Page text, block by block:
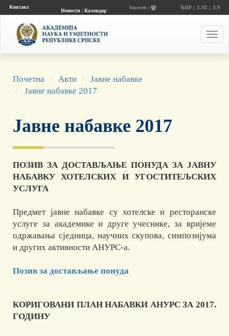
Контакт
Новости| Календар
Билтен | ЋИР| LAT| EN
Почетна Акти
Јавне набавке
Јавне набавке 2017
Јавне набавке 2017
ПОЗИВ ЗА ДОСТАВЉАЊЕ ПОНУДА ЗА ЈАВНУ
НАБАВКУ ХОТЕЛСКИХ И УГОСТИТЕЉСКИХ
УСЛУГА
Предмет јавне набавке су хотелске и ресторанске
услуге за академике и друге учеснике, за вријеме
одржавања сједница, научних скупова, симпозијума
и других активности АНУРС-а.
Позив за достављање понуда
КОРИГОВАНИ ПЛАН НАБАВКИ АНУРС ЗА 2017.
ГОДИНУ